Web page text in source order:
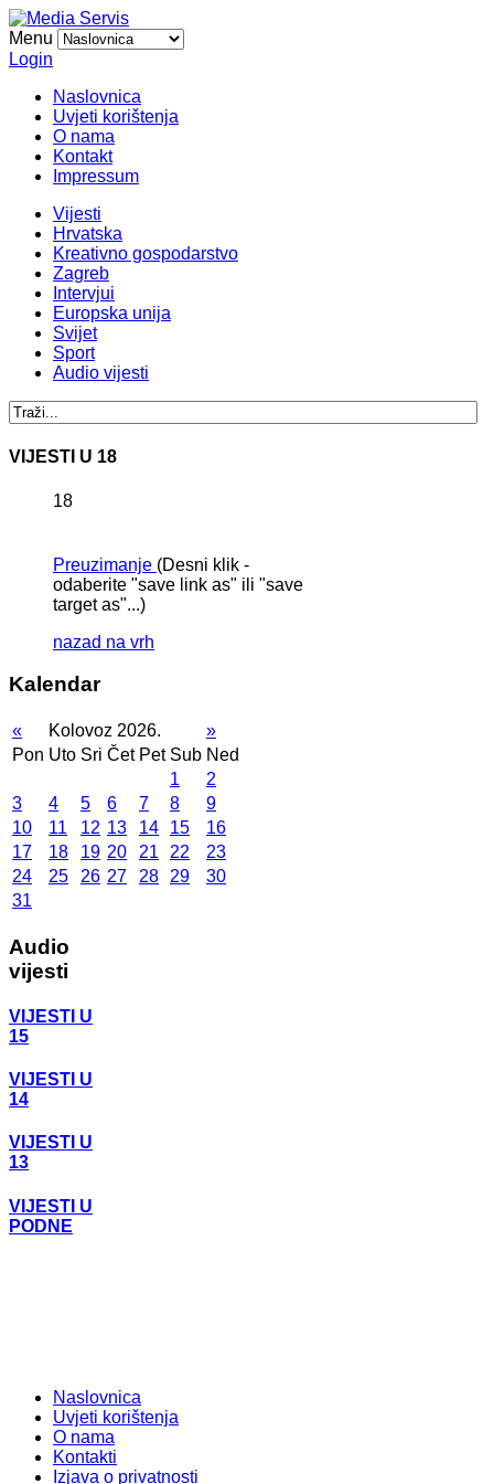
Menu
Login
Naslovnica
Uvjeti korištenja
O nama
Kontakt
Impressum
Vijesti
Hrvatska
Kreativno gospodarstvo
Zagreb
Intervjui
Europska unija
Svijet
Sport
Audio vijesti
VIJESTI U 18
18
Preuzimanje (Desni klik -
odaberite "save link as" ili "save
target as"...)
nazad na vrh
Kalendar
« Kolovoz 2026.
»
Pon Uto Sri Čet Pet Sub Ned
1
2
3
4 5 6 7 8
9
10
11 12 13 14 15
16
17
18 19 20 21 22
23
24
25 26 27 28 29
30
31
Audio
vijesti
VIJESTI U
15
VIJESTI U
14
VIJESTI U
13
VIJESTI U
PODNE
Naslovnica
Uvjeti korištenja
O nama
Kontakti
Izjava o privatnosti